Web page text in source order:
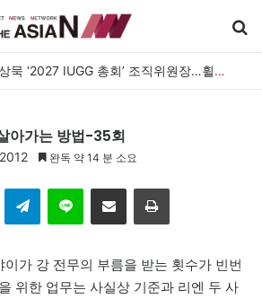
[발행인 칼럼] 이상묵 ‘2027 IUGG 총회’ 조직위원장…휠체어 위에서 지구를 움직이는 학자
아가는 방법-35회
완독 약 14 분 소요
Telegram 이메일
가 강 전무의 부름을 받는 횟수가 빈번
위한 업무는 사실상 기준과 리엔 두 사